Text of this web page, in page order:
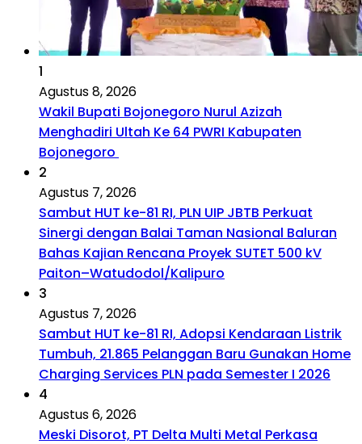
1
Agustus 8, 2026
Wakil Bupati Bojonegoro Nurul Azizah
Menghadiri Ultah Ke 64 PWRI Kabupaten
Bojonegoro
2
Agustus 7, 2026
Sambut HUT ke-81 RI, PLN UIP JBTB Perkuat
Sinergi dengan Balai Taman Nasional Baluran
Bahas Kajian Rencana Proyek SUTET 500 kV
Paiton–Watudodol/Kalipuro
3
Agustus 7, 2026
Sambut HUT ke-81 RI, Adopsi Kendaraan Listrik
Tumbuh, 21.865 Pelanggan Baru Gunakan Home
Charging Services PLN pada Semester I 2026
4
Agustus 6, 2026
Meski Disorot, PT Delta Multi Metal Perkasa